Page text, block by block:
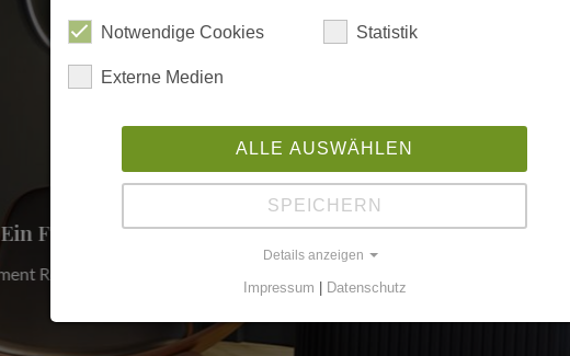
Kurth Manufaktur für
Seit drei Jahrzehnten steht der Name Kurth für
Verlässlichkeit — doch in den letzten Jahren
Notwendige Cookies Statistik
Externe Medien
ALLE AUSWÄHLEN
SPEICHERN
Details anzeigen
Impressum | Datenschutz